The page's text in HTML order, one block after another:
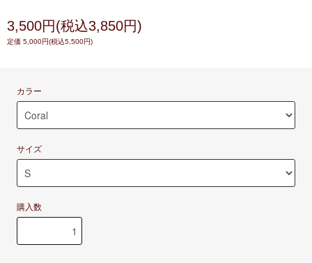
3,500円(税込3,850円)
定価 5,000円(税込5,500円)
カラー
サイズ
購入数